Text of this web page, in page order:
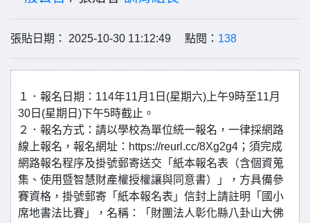
張貼日期： 2025-10-30 11:12:49 點閱： 138
１．報名日期：114年11月1日(星期六)上午9時至11月
30日(星期日)下午5時截止。
２．報名方式：請以學校為單位統一報名，一律採網路
線上報名，報名網址：https://reurl.cc/8Xg2g4；須完成
網路報名程序及掛號郵寄送交「紙本報名表（含個資蒐
集、使用暨智慧財產權授權讓與同意書）」，方具備參
賽資格，掛號郵寄「紙本報名表」信封上請註明「國小
席地書法比賽」，名稱：「財團法人彰化縣八卦山大佛